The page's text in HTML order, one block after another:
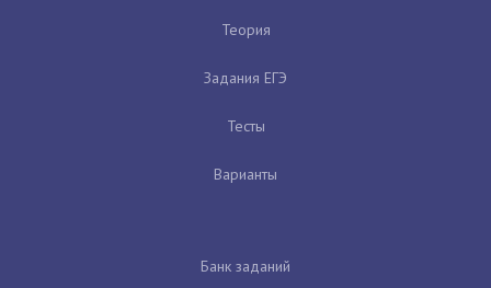
Теория
Задания ЕГЭ
Тесты
Варианты
Банк заданий